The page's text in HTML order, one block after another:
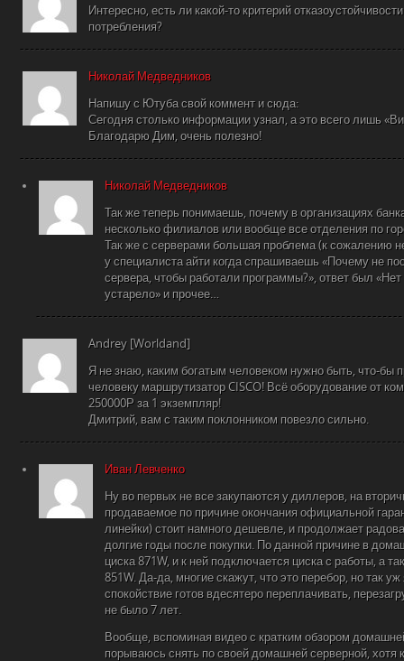
Интересно, есть ли какой-то критерий
потребления?
Николай Медведников
Напишу с Ютуба свой коммент и сюда:
Сегодня столько информации узнал, а это всего лишь
Благодарю Дим, очень полезно!
Николай Медведников
Так же теперь понимаешь, почему в организациях
несколько филиалов или вообще все отделения по
Так же с серверами большая проблема (к сожалению
у специалиста айти когда спрашиваешь «Почему не
сервера, чтобы работали программы?», ответ был
устарело» и прочее…
Andrey [Worldand]
Я не знаю, каким богатым человеком нужно быть, что-бы
человеку маршрутизатор CISCO! Всё оборудование от
250000Р за 1 экземпляр!
Дмитрий, вам с таким поклонником повезло сильно.
Иван Левченко
Ну во первых не все закупаются у диллеров, на
продаваемое по причине окончания официальной
линейки) стоит намного дешевле, и продолжает
долгие годы после покупки. По данной причине в
циска 871W, и к ней подключается циска с работы, а
851W. Да-да, многие скажут, что это перебор, но так уж
спокойствие готов вдесятеро переплачивать,
не было 7 лет.
Вообще, вспоминая видео с кратким обзором
порываюсь снять по своей домашней серверной, хотя